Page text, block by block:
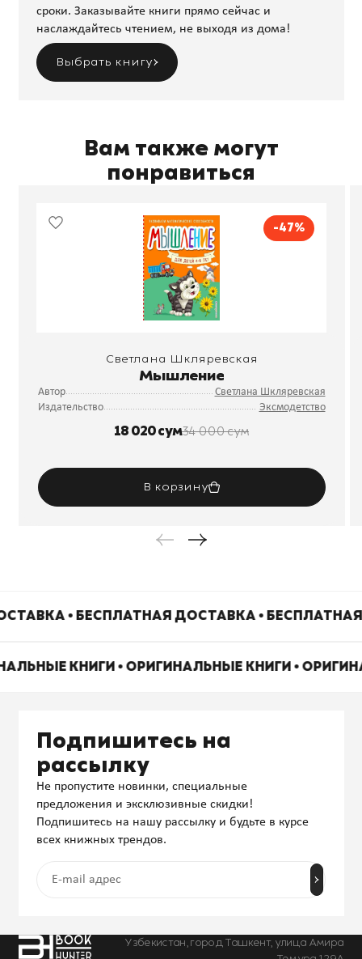
сроки. Заказывайте книги прямо сейчас и
наслаждайтесь чтением, не выходя из дома!
Выбрать книгу
Вам также могут
понравиться
-47%
Светлана Шкляревская
Мышление
Автор
Светлана Шкляревская
Издательство
Эксмодетство
18 020 сум34 000 сум
В корзину
• БЕСПЛАТНАЯ ДОСТАВКА •
КНИГИ • ОРИГИНАЛЬНЫЕ КНИГИ •
Узбекистан, город Ташкент, улица Амира
Подпишитесь на
рассылку
Не пропустите новинки, специальные
предложения и эксклюзивные скидки!
Подпишитесь на нашу рассылку и будьте в курсе
всех книжных трендов.